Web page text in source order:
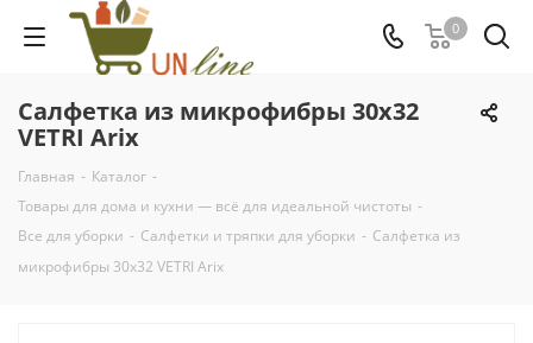
0
Салфетка из микрофибры 30х32
VETRI Arix
Главная - Каталог -
Товары для дома и кухни — всё для идеальной чистоты -
Все для уборки - Салфетки и тряпки для уборки - Салфетка из
микрофибры 30х32 VETRI Arix